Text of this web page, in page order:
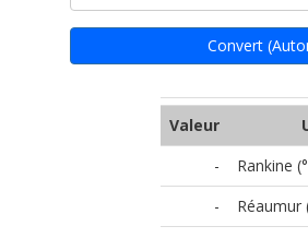
Convert
Valeur
-
Rankine
-
Réaumur